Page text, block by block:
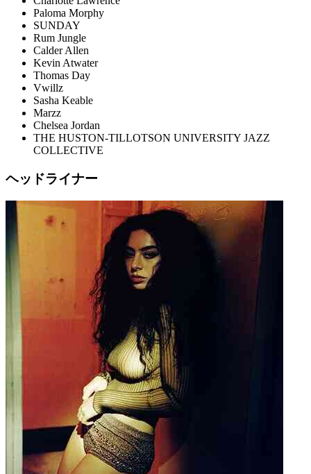
Paloma Morphy
SUNDAY
Rum Jungle
Calder Allen
Kevin Atwater
Thomas Day
Vwillz
Sasha Keable
Marzz
Chelsea Jordan
THE HUSTON-TILLOTSON UNIVERSITY JAZZ
COLLECTIVE
ヘッドライナー